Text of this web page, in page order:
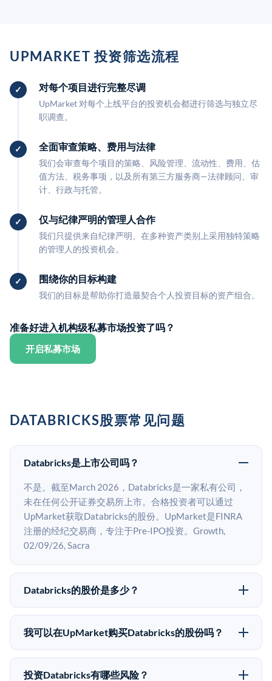
UPMARKET 投资筛选流程
对每个项目进行完整尽调
UpMarket 对每个上线平台的投资机会都进行筛选与独立尽
职调查。
全面审查策略、费用与法律
我们会审查每个项目的策略、风险管理、流动性、费用、估
值方法、税务事项，以及所有第三方服务商—法律顾问、审
计、行政与托管。
仅与纪律严明的管理人合作
我们只提供来自纪律严明、在多种资产类别上采用独特策略
的管理人的投资机会。
围绕你的目标构建
我们的目标是帮助你打造最契合个人投资目标的资产组合。
准备好进入机构级私募市场投资了吗？
开启私募市场
DATABRICKS股票常见问题
Databricks是上市公司吗？
不是。截至March 2026，Databricks是一家私有公司，
未在任何公开证券交易所上市。合格投资者可以通过
UpMarket获取Databricks的股份。UpMarket是FINRA
注册的经纪交易商，专注于Pre-IPO投资。Growth,
02/09/26, Sacra
Databricks的股价是多少？
Databricks没有公开股价，因为它是一家私有公司。最
近的已知股价来自其最近一轮融资。Growth, 02/09/26,
而与最近一轮融资价格有所不同。
我可以在UpMarket购买Databricks的股份吗？
可以。合格投资者可以通过填写本页表单或在
upmarket.co创建账户来表达对Databricks股份的投资意
投资Databricks有哪些风险？